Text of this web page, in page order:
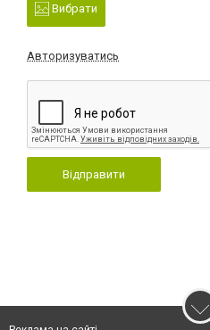
Вибрати
Авторизуватись
Відправити